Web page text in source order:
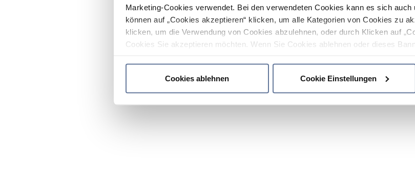
Marketing-Cookies verwendet. Bei den verwendeten Cookies kann es sich
können auf „Cookies akzeptieren“ klicken, um alle Kategorien von Cookies zu
klicken, um die Verwendung von Cookies abzulehnen, oder durch Klicken auf
Cookies Sie akzeptieren möchten. Wenn Sie Cookies ablehnen oder dieses
Cookies ablehnen
Cookie Einstellungen